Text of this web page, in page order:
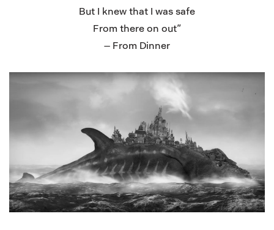
But I knew that I was safe
From there on out”
– From Dinner